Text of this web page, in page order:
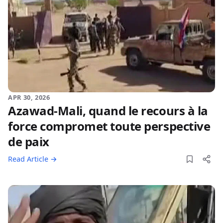
APR 30, 2026
Azawad-Mali, quand le recours à la
force compromet toute perspective
de paix
Read Article →